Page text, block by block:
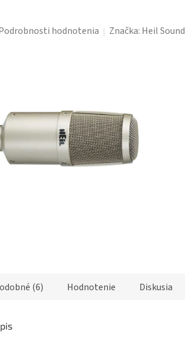
hodnotenia Značka: Heil Sound
(6) Hodnotenie Diskusia